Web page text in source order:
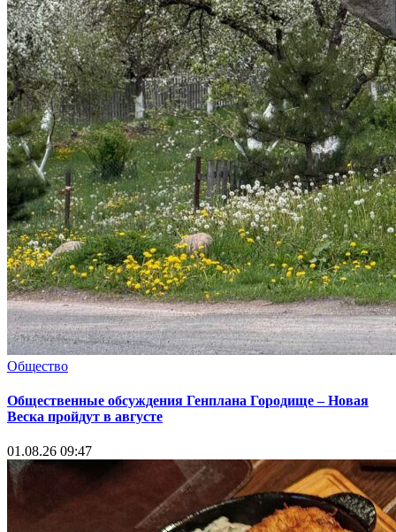
Общество
Общественные обсуждения Генплана Городище – Новая
Веска пройдут в августе
01.08.26 09:47